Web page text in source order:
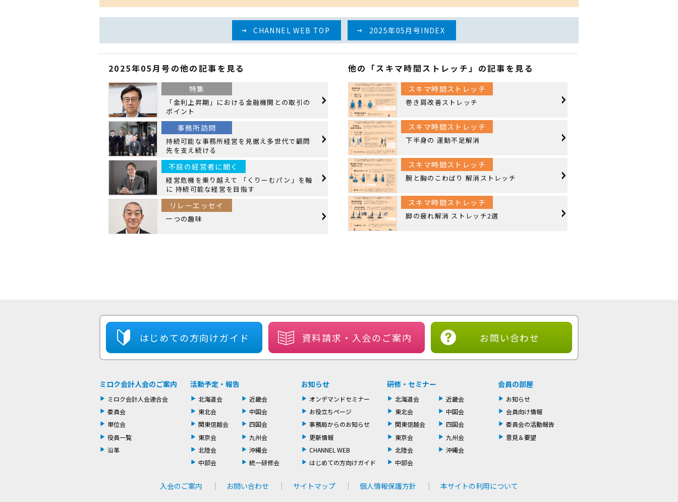
CHANNEL WEB TOP 2025年05月号INDEX
2025年05月号の他の記事を見る
特集
「金利上昇期」における金融機関との取引の
ポイント
事務所訪問
持続可能な事務所経営を見据え多世代で顧問
先を支え続ける
不屈の経営者に聞く
経営危機を乗り越えて 「くりーむパン」を軸
に 持続可能な経営を目指す
リレーエッセイ
一つの趣味
他の「スキマ時間ストレッチ」の記事を見る
スキマ時間ストレッチ
巻き肩改善ストレッチ
スキマ時間ストレッチ
下半身の 運動不足解消
スキマ時間ストレッチ
腕と胸のこわばり 解消ストレッチ
スキマ時間ストレッチ
脚の疲れ解消 ストレッチ2選
はじめての方向けガイド 資料請求・ 入会のご案内 お問い合わせ
ミロク会計人会のご案内
ミロク会計人会連合会
委員会
単位会
役員一覧
沿革
活動予定・報告
北海道会
東北会
関東信越会
東京会
北陸会
中部会
近畿会
中国会
四国会
九州会
沖縄会
統一研修会
お知らせ
オンデマンドセミナー
お役立ちページ
事務局からのお知らせ
更新情報
CHANNEL WEB
はじめての方向けガイド
研修・セミナー
北海道会
東北会
関東信越会
東京会
北陸会
中部会
近畿会
中国会
四国会
九州会
沖縄会
会員の部屋
お知らせ
会員向け情報
委員会の活動報告
意見＆要望
入会のご案内 お問い合わせ サイトマップ 個人情報保護方針 本サイトの利用について